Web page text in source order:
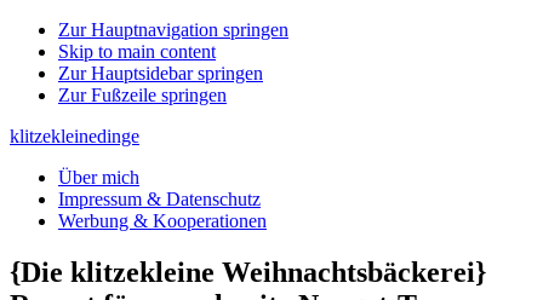
Zur Hauptnavigation springen
Skip to main content
Zur Hauptsidebar springen
Zur Fußzeile springen
klitzekleinedinge
Über mich
Impressum & Datenschutz
Werbung & Kooperationen
{Die klitzekleine Weihnachtsbäckerei}